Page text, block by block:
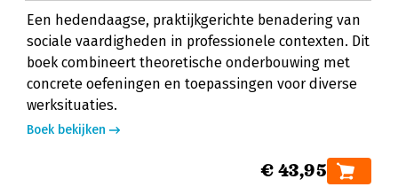
Een hedendaagse, praktijkgerichte benadering van
sociale vaardigheden in professionele contexten. Dit
boek combineert theoretische onderbouwing met
concrete oefeningen en toepassingen voor diverse
werksituaties.
Boek bekijken
€ 43,95